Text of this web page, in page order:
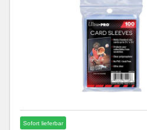
Sofort lieferbar